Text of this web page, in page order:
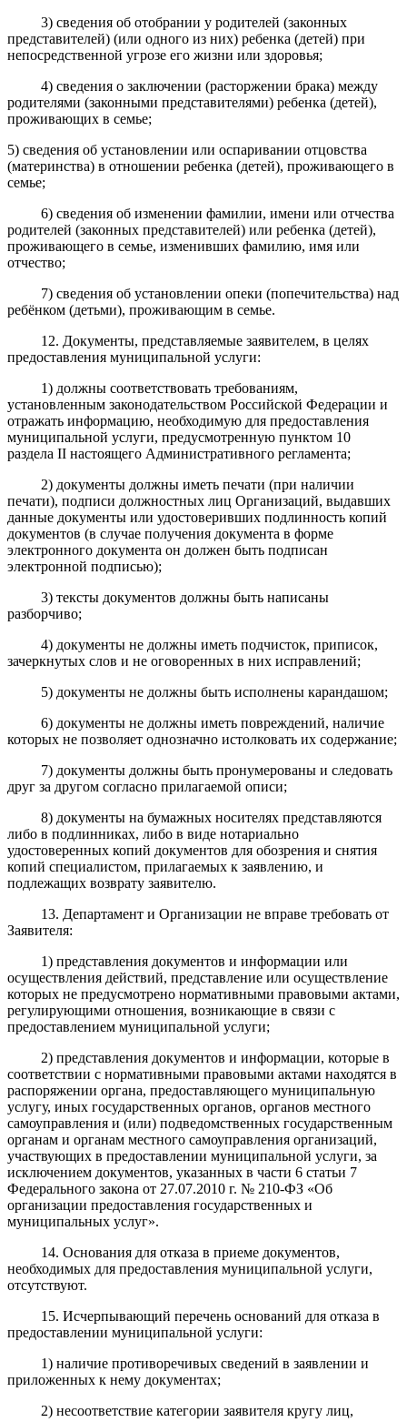
3) сведения об отобрании у родителей (законных
представителей) (или одного из них) ребенка (детей) при
непосредственной угрозе его жизни или здоровья;
4) сведения о заключении (расторжении брака) между
родителями (законными представителями) ребенка (детей),
проживающих в семье;
5) сведения об установлении или оспаривании отцовства
(материнства) в отношении ребенка (детей), проживающего в
семье;
6) сведения об изменении фамилии, имени или отчества
родителей (законных представителей) или ребенка (детей),
проживающего в семье, изменивших фамилию, имя или
отчество;
7) сведения об установлении опеки (попечительства) над
ребёнком (детьми), проживающим в семье.
12. Документы, представляемые заявителем, в целях
предоставления муниципальной услуги:
1) должны соответствовать требованиям,
установленным законодательством Российской Федерации и
отражать информацию, необходимую для предоставления
муниципальной услуги, предусмотренную пунктом 10
раздела II настоящего Административного регламента;
2) документы должны иметь печати (при наличии
печати), подписи должностных лиц Организаций, выдавших
данные документы или удостоверивших подлинность копий
документов (в случае получения документа в форме
электронного документа он должен быть подписан
электронной подписью);
3) тексты документов должны быть написаны
разборчиво;
4) документы не должны иметь подчисток, приписок,
зачеркнутых слов и не оговоренных в них исправлений;
5) документы не должны быть исполнены карандашом;
6) документы не должны иметь повреждений, наличие
которых не позволяет однозначно истолковать их содержание;
7) документы должны быть пронумерованы и следовать
друг за другом согласно прилагаемой описи;
8) документы на бумажных носителях представляются
либо в подлинниках, либо в виде нотариально
удостоверенных копий документов для обозрения и снятия
копий специалистом, прилагаемых к заявлению, и
подлежащих возврату заявителю.
13. Департамент и Организации не вправе требовать от
Заявителя:
1) представления документов и информации или
осуществления действий, представление или осуществление
которых не предусмотрено нормативными правовыми актами,
регулирующими отношения, возникающие в связи с
предоставлением муниципальной услуги;
2) представления документов и информации, которые в
соответствии с нормативными правовыми актами находятся в
распоряжении органа, предоставляющего муниципальную
услугу, иных государственных органов, органов местного
самоуправления и (или) подведомственных государственным
органам и органам местного самоуправления организаций,
участвующих в предоставлении муниципальной услуги, за
исключением документов, указанных в части 6 статьи 7
Федерального закона от 27.07.2010 г. № 210-ФЗ «Об
организации предоставления государственных и
муниципальных услуг».
14. Основания для отказа в приеме документов,
необходимых для предоставления муниципальной услуги,
отсутствуют.
15. Исчерпывающий перечень оснований для отказа в
предоставлении муниципальной услуги:
1) наличие противоречивых сведений в заявлении и
приложенных к нему документах;
2) несоответствие категории заявителя кругу лиц,